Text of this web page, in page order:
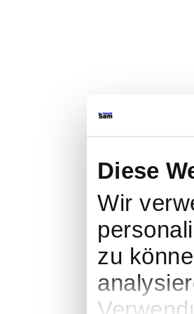
Diese
Wir
zu